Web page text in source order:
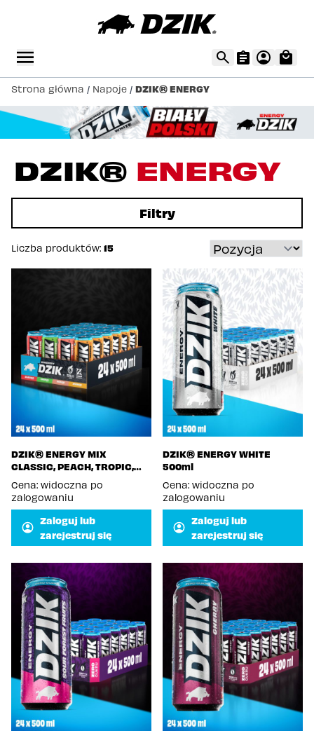
Strona główna / Napoje / DZIK® ENERGY
DZIK® ENERGY
Filtry
Liczba produktów: 15
DZIK® ENERGY MIX
CLASSIC, PEACH, TROPIC,
MANGO 500ml
Cena: widoczna po
zalogowaniu
Zaloguj lub
zarejestruj się
DZIK® ENERGY WHITE
500ml
Cena: widoczna po
zalogowaniu
Zaloguj lub
zarejestruj się